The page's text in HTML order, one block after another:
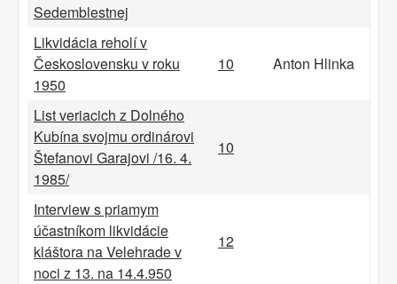
Sedemblestnej
Likvidácia reholí v
Československu v roku
1950
10 Anton Hlinka
List veriacich z Dolného
Kubína svojmu ordinárovi
Štefanovi Garajovi /16. 4.
1985/
10
Interview s priamym
účastníkom likvidácie
kláštora na Velehrade v
noci z 13. na 14.4.950
12